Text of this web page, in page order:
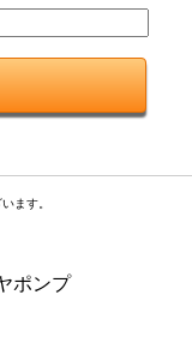
ます。
ポンプ